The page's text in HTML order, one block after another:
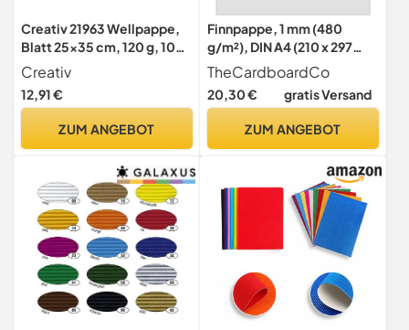
Creativ 21963 Wellpappe,
Blatt 25x35 cm, 120 g, 10
Blatt
Creativ
12,91 €
ZUM ANGEBOT
Finnpappe, 1 mm (480
g/m²), DIN A4 (210 x 297
mm), 40 Blatt, Naturweiß,
Holzpappe für Modellbau,
Kaschieren & kreatives
TheCardboardCo
20,30 € gratis Versand
ZUM ANGEBOT